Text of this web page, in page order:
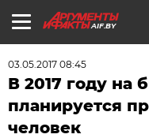
AIF.BY
03.05.2017 08:45
В 2017 году на
планируется
человек